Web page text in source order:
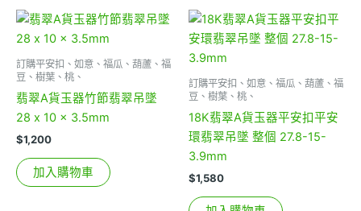
訂購平安扣、如意、福瓜、葫蘆、福
豆、樹葉、桃、
翡翠A貨玉器竹節翡翠吊墜
28 x 10 x 3.5mm
$1,200
加入購物車
訂購平安扣、如意、福瓜、葫蘆、福
豆、樹葉、桃、
18K翡翠A貨玉器平安扣平安
環翡翠吊墜 整個 27.8-15-
3.9mm
$1,580